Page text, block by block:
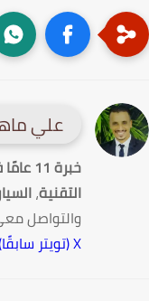
علي ماهر
خبرة 11 عامًا في كتابة المقالات
التقنية،
والتواصل
-